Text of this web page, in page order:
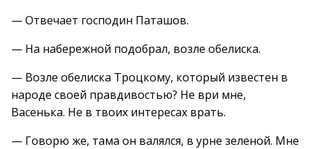
— Отвечает господин Паташов.
— На набережной подобрал, возле обелиска.
— Возле обелиска Троцкому, который известен в
народе своей правдивостью? Не ври мне,
Васенька. Не в твоих интересах врать.
— Говорю же, тама он валялся, в урне зеленой. Мне